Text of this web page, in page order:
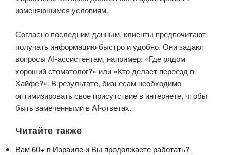
изменяющимся условиям.
Согласно последним данным, клиенты предпочитают
получать информацию быстро и удобно. Они задают
вопросы AI-ассистентам, например: «Где рядом
хороший стоматолог?» или «Кто делает переезд в
Хайфе?». В результате, бизнесам необходимо
оптимизировать свое присутствие в интернете, чтобы
быть замеченными в AI-ответах.
Читайте также
Вам 60+ в Израиле и Вы продолжаете работать?